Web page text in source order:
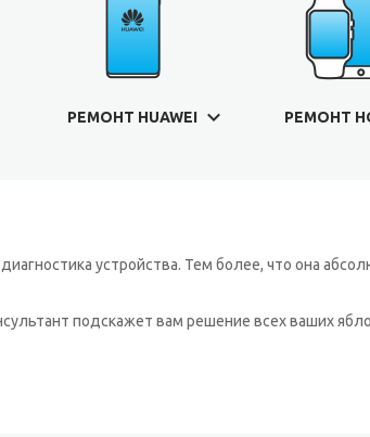
РЕМОНТ HUAWEI РЕМОНТ
устройства. Тем более, что она
подскажет вам решение всех ваших